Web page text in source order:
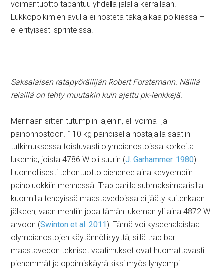
voimantuotto tapahtuu yhdellä jalalla kerrallaan.
Lukkopolkimien avulla ei nosteta takajalkaa polkiessa –
ei erityisesti sprinteissä.
Saksalaisen ratapyöräilijän Robert Forstemann. Näillä
reisillä on tehty muutakin kuin ajettu pk-lenkkejä.
Mennään sitten tutumpiin lajeihin, eli voima- ja
painonnostoon. 110 kg painoisella nostajalla saatiin
tutkimuksessa toistuvasti olympianostoissa korkeita
lukemia, joista 4786 W oli suurin (J. Garhammer. 1980).
Luonnollisesti tehontuotto pienenee aina kevyempiin
painoluokkiin mennessä. Trap barilla submaksimaalisilla
kuormilla tehdyissä maastavedoissa ei jääty kuitenkaan
jälkeen, vaan mentiin jopa tämän lukeman yli aina 4872 W
arvoon (Swinton et al. 2011). Tämä voi kyseenalaistaa
olympianostojen käytännöllisyyttä, sillä trap bar
maastavedon tekniset vaatimukset ovat huomattavasti
pienemmät ja oppimiskäyrä siksi myös lyhyempi.